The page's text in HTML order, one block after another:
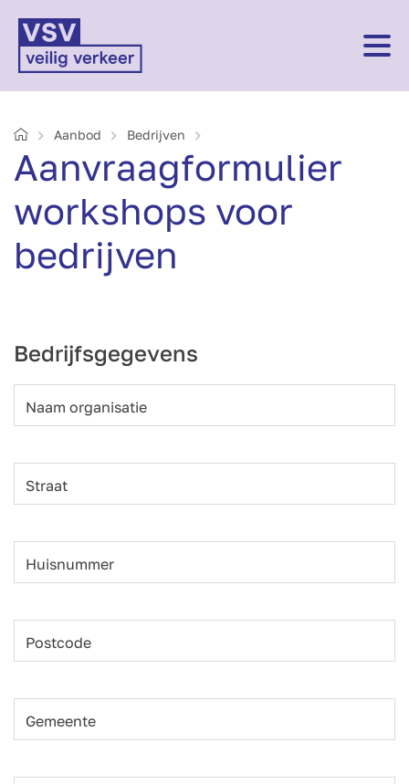
HomeAanbod Bedrijven
Aanvraagformulier
workshops voor
bedrijven
Bedrijfsgegevens
Naam organisatie
Straat
Huisnummer
Postcode
Gemeente